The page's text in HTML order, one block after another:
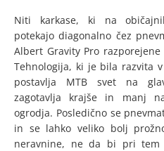
Niti karkase, ki na
potekajo diagonalno čez
Albert Gravity Pro
Tehnologija, ki je bila razvita
postavlja MTB svet na
zagotavlja krajše in manj
ogrodja. Posledično se
in se lahko veliko bolj
neravnine, ne da bi pri tem